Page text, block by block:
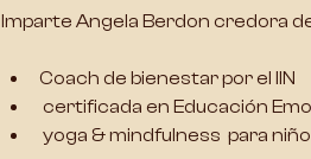
Imparte Angela Berdon credora
Coach de bienestar por el IIN
certificada en Educación
yoga & mindfulness  para